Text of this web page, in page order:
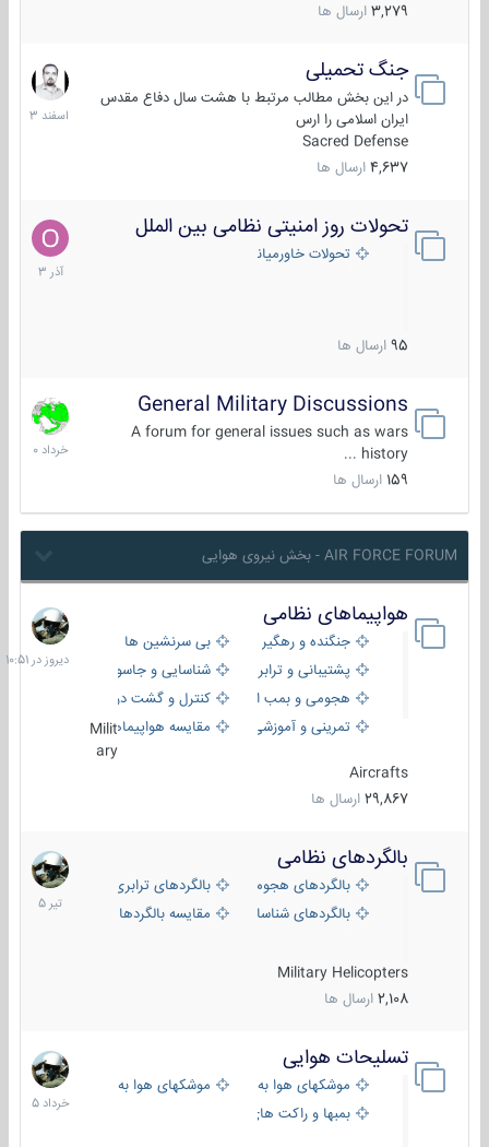
3,279 ارسال ها
جنگ تحمیلی
در این بخش مطالب مرتبط با هشت سال دفاع مقدس
ایران اسلامی را ارس
Sacred Defense
4,637 ارسال ها
20
اسفند
1403
تحولات روز امنیتی نظامی بین الملل
تحولات خاورمیانه
95 ارسال ها
21
آذر
1403
General Military Discussions
A forum for general issues such as wars
history ...
159 ارسال ها
10
خرداد
1400
AIR FORCE FORUM - بخش نیروی هوایی
هواپیماهای نظامی
جنگنده و رهگیر
بی سرنشین ها
پشتیبانی و ترابری
شناسایی و جاسوسی
هجومی و بمب افکن
کنترل و گشت دریایی
تمرینی و آموزشی
مقایسه هواپیماهاMilit
ary
Aircrafts
29,867 ارسال ها
دیروز
در
10:51
بالگردهای نظامی
بالگردهای هجومی
بالگردهای ترابری
بالگردهای شناسایی
مقایسه بالگردها
Military Helicopters
2,108 ارسال ها
22
تیر
1405
تسلیحات هوایی
موشکهای هوا به هوا
موشکهای هوا به سطح
بمبها و راکت های هوایی
30
خرداد
1405